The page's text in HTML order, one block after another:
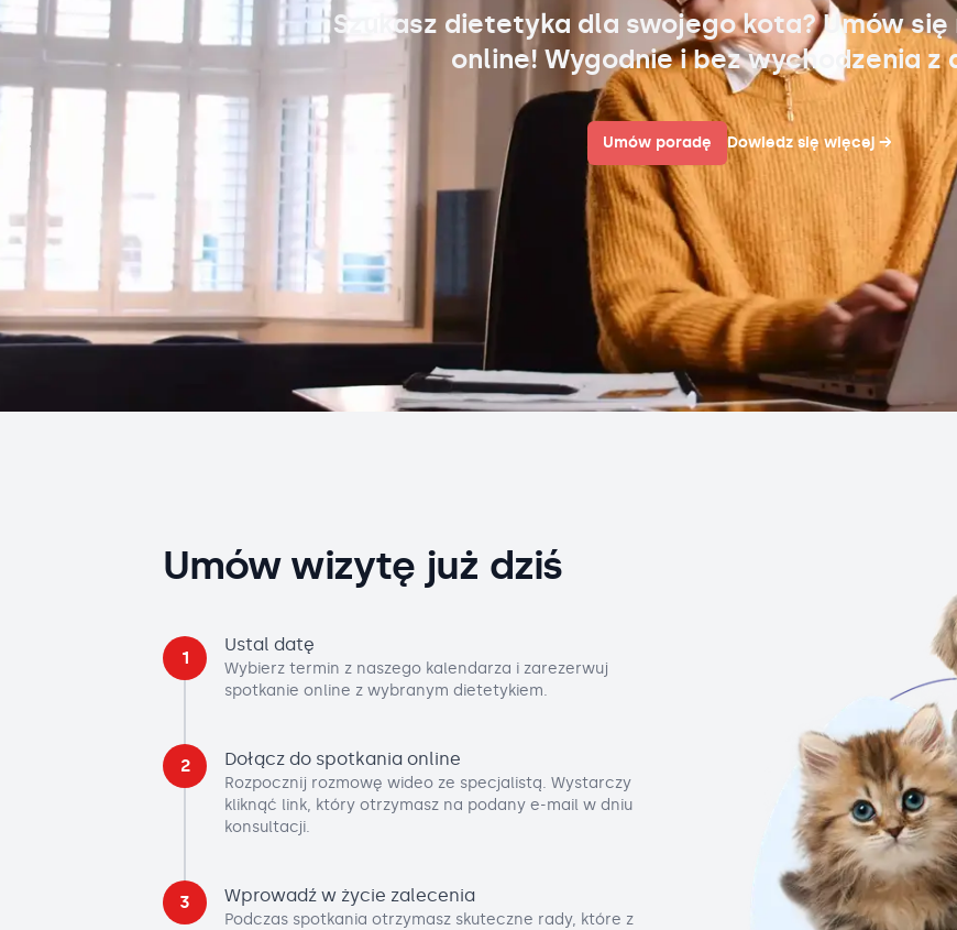
Szukasz dietetyka dla swojego kota? Umów
online! Wygodnie i bez wychodzenia z
Umów poradę Dowiedz się więcej →
Umów wizytę już dziś
1
Ustal datę
Wybierz termin z naszego kalendarza i zarezerwuj
spotkanie online z wybranym dietetykiem.
2 Dołącz do spotkania online
Rozpocznij rozmowę wideo ze specjalistą. Wystarczy
kliknąć link, który otrzymasz na podany e-mail w dniu
konsultacji.
3 Wprowadź w życie zalecenia
Podczas spotkania otrzymasz skuteczne rady, które z